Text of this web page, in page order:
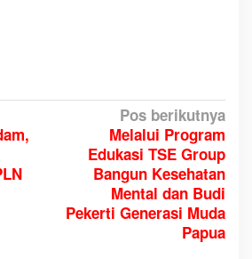
Pos berikutnya
Melalui Program
Edukasi TSE Group
Bangun Kesehatan
Mental dan Budi
Pekerti Generasi Muda
Papua